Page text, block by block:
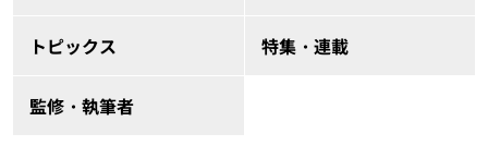
トピックス 特集・連載
監修・執筆者